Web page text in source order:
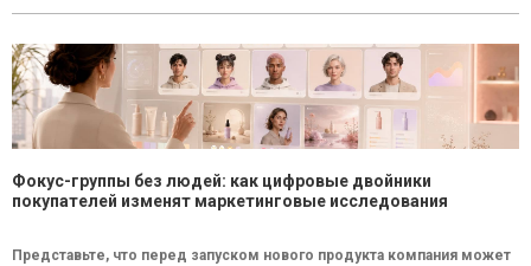
Фокус-группы без людей: как цифровые двойники
покупателей изменят маркетинговые исследования
Представьте, что перед запуском нового продукта компания может